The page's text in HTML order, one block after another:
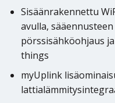
Sisäänrakennettu
avulla,
pörssisähköohjaus
things
myUplink